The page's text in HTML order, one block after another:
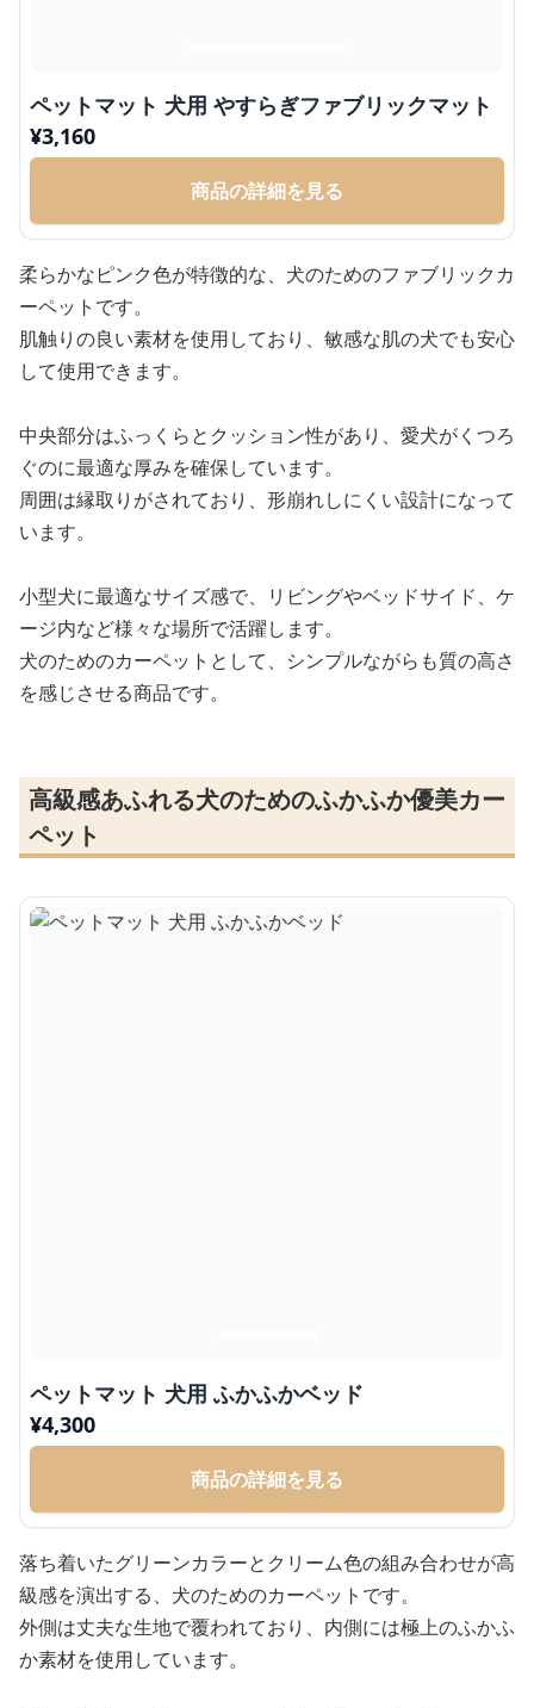
ペットマット 犬用 やすらぎファブリックマット
¥3,160
商品の詳細を見る
柔らかなピンク色が特徴的な、犬のためのファブリックカ
ーペットです。
肌触りの良い素材を使用しており、敏感な肌の犬でも安心
して使用できます。
中央部分はふっくらとクッション性があり、愛犬がくつろ
ぐのに最適な厚みを確保しています。
周囲は縁取りがされており、形崩れしにくい設計になって
います。
小型犬に最適なサイズ感で、リビングやベッドサイド、ケ
ージ内など様々な場所で活躍します。
犬のためのカーペットとして、シンプルながらも質の高さ
を感じさせる商品です。
高級感あふれる犬のためのふかふか優美カー
ペット
ペットマット 犬用 ふかふかベッド
¥4,300
商品の詳細を見る
落ち着いたグリーンカラーとクリーム色の組み合わせが高
級感を演出する、犬のためのカーペットです。
外側は丈夫な生地で覆われており、内側には極上のふかふ
か素材を使用しています。